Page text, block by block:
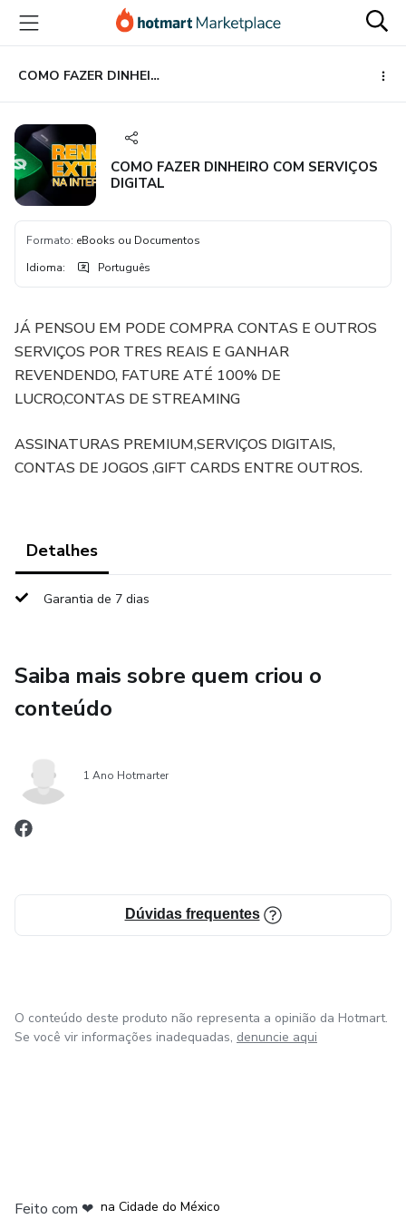
para
conteúdo
principal
para
pagamento
para
rodapé
COMO FAZER DINHEIRO COM SERVIÇOS DIGITAL
COMO FAZER DINHEIRO COM SERVIÇOS
DIGITAL
Formato: eBooks ou Documentos
Idioma: Português
JÁ PENSOU EM PODE COMPRA CONTAS E OUTROS
SERVIÇOS POR TRES REAIS E GANHAR
REVENDENDO, FATURE ATÉ 100% DE
LUCRO,CONTAS DE STREAMING
ASSINATURAS PREMIUM,SERVIÇOS DIGITAIS,
CONTAS DE JOGOS ,GIFT CARDS ENTRE OUTROS.
Detalhes
Garantia de 7 dias
Saiba mais sobre quem criou o
conteúdo
1 Ano Hotmarter
Dúvidas frequentes
O conteúdo deste produto não representa a opinião da Hotmart.
Se você vir informações inadequadas, denuncie aqui
Feito com ❤ na Cidade do México